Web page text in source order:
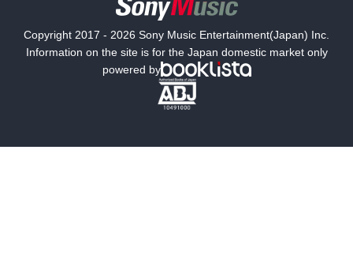
海外小説
ミステリー SF
文学
Copyright 2017 - 2026 Sony Music Entertainment(Japan) Inc.
Information on the site is for the Japan domestic market only
powered by